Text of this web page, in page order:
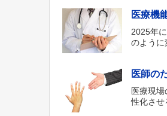
医療機
2025年
のように
医師の
医療現
性化させ